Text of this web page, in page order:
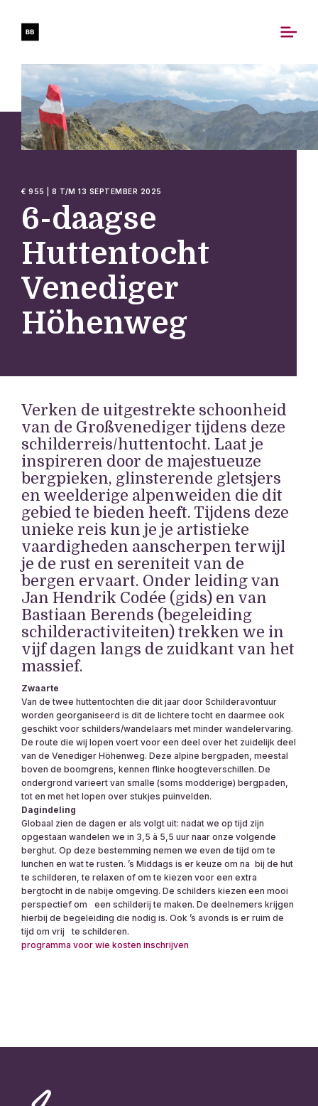
€ 955 | 8 T/M 13 SEPTEMBER 2025
6-daagse
Huttentocht
Venediger
Höhenweg
Verken de uitgestrekte schoonheid
van de Großvenediger tijdens deze
schilderreis/huttentocht. Laat je
inspireren door de majestueuze
bergpieken, glinsterende gletsjers
en weelderige alpenweiden die dit
gebied te bieden heeft. Tijdens deze
unieke reis kun je je artistieke
vaardigheden aanscherpen terwijl
je de rust en sereniteit van de
bergen ervaart. Onder leiding van
Jan Hendrik Codée (gids) en van
Bastiaan Berends (begeleiding
schilderactiviteiten) trekken we in
vijf dagen langs de zuidkant van het
massief.
Zwaarte
Van de twee huttentochten die dit jaar door Schilderavontuur
worden georganiseerd is dit de lichtere tocht en daarmee ook
geschikt voor schilders/wandelaars met minder wandelervaring.
De route die wij lopen voert voor een deel over het zuidelijk deel
van de Venediger Höhenweg. Deze alpine bergpaden, meestal
boven de boomgrens, kennen flinke hoogteverschillen. De
ondergrond varieert van smalle (soms modderige) bergpaden,
tot en met het lopen over stukjes puinvelden.
Dagindeling
Globaal zien de dagen er als volgt uit: nadat we op tijd zijn
opgestaan wandelen we in 3,5 à 5,5 uur naar onze volgende
berghut. Op deze bestemming nemen we even de tijd om te
lunchen en wat te rusten. ʼs Middags is er keuze om na bij de hut
te schilderen, te relaxen of om te kiezen voor een extra
bergtocht in de nabije omgeving. De schilders kiezen een mooi
perspectief om een schilderij te maken. De deelnemers krijgen
hierbij de begeleiding die nodig is. Ook ʼs avonds is er ruim de
tijd om vrij te schilderen.
programma voor wie kosten inschrijven